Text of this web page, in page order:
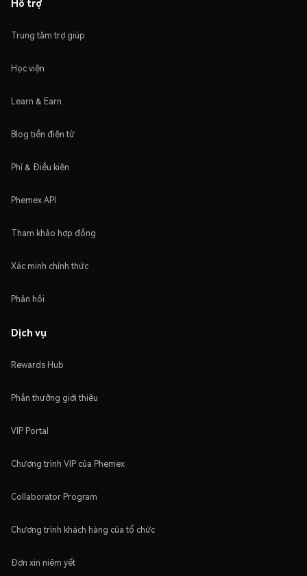
Trung tâm trợ giúp
Học viện
Learn & Earn
Blog tiền điện tử
Phí & Điều kiện
Phemex API
Tham khảo hợp đồng
Xác minh chính thức
Phản hồi
Dịch vụ
Rewards Hub
Phần thưởng giới thiệu
VIP Portal
Chương trình VIP của Phemex
Collaborator Program
Chương trình khách hàng của tổ chức
Đơn xin niêm yết